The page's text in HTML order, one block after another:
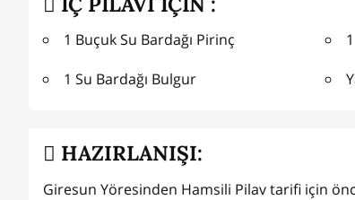
1 Buçuk Su Bardağı Pirinç
1 Su Bardağı Bulgur
HAZIRLANIŞI:
Giresun Yöresinden Hamsili Pilav tarifi için